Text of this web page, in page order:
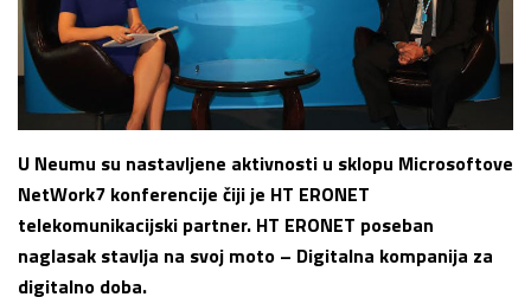
U Neumu su nastavljene aktivnosti u sklopu Microsoftove
NetWork7 konferencije čiji je HT ERONET
telekomunikacijski partner. HT ERONET poseban
naglasak stavlja na svoj moto – Digitalna kompanija za
digitalno doba.